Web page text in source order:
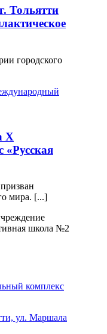
Тольятти
городского
Х
мира. [...]
школа №2
комплекс
ул. Маршала